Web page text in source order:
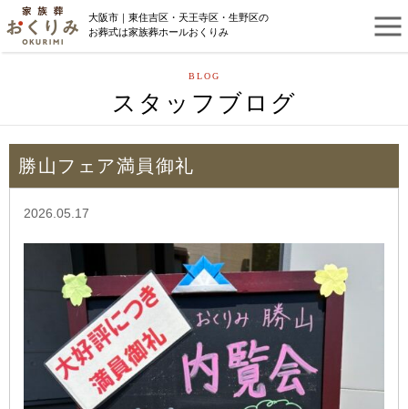
大阪市｜東住吉区・天王寺区・生野区の
お葬式は家族葬ホールおくりみ
BLOG
スタッフブログ
勝山フェア満員御礼
2026.05.17